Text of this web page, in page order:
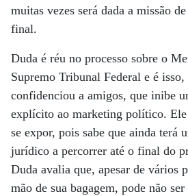
muitas vezes será dada a missão
final.
Duda é réu no processo sobre o
Supremo Tribunal Federal e é isso,
confidenciou a amigos, que inibe
explícito ao marketing político.
se expor, pois sabe que ainda terá
jurídico a percorrer até o final do
Duda avalia que, apesar de vários
mão de sua bagagem, pode não